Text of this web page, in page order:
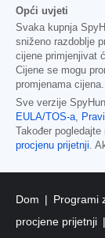
Opći uvjeti
Svaka kupnja
sniženo razdoblje
cijene primjenjivat
Cijene se mogu
promjenama cijena.
Sve verzije
EULA/TOS-a,
Također
procjenu prijetnji.
Dom Programi
procjene prijetnji